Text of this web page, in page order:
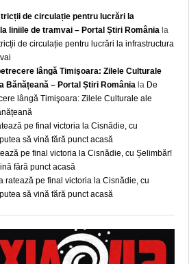
de circulație pentru lucrări la
liniile de tramvai – Portal Știri România la
de circulație pentru lucrări la infrastructura
lângă Timişoara: Zilele Culturale
Bănățeană – Portal Știri România la De
lângă Timişoara: Zilele Culturale ale
pe final victoria la Cisnădie, cu
să vină fără punct acasă
pe final victoria la Cisnădie, cu Șelimbăr!
fără punct acasă
ratează pe final victoria la Cisnădie, cu
să vină fără punct acasă